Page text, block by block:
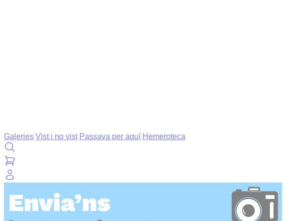
Galeries Vist i no vist Passava per aquí Hemeroteca